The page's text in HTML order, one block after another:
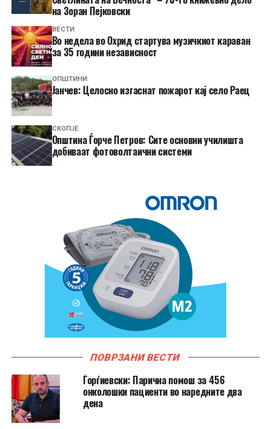
на Зоран Пејковски
ВЕСТИ
Во недела во Охрид стартува музичкиот караван
за 35 години независност
ОПШТИНИ
Јанчев: Целосно изгаснат пожарот кај село Раец
СКОПЈЕ
Општина Ѓорче Петров: Сите основни училишта
добиваат фотоволтаични системи
ПОВРЗАНИ ВЕСТИ
Ѓорѓиевски: Парична помош за 456
онколошки пациенти во наредните два
дена